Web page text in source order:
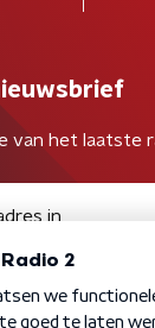
van het laatste